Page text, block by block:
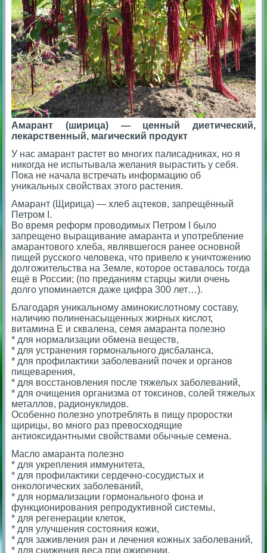
Амарант (ширица) — ценный диетический,
лекарственный, магический продукт
У нас амарант растет во многих палисадниках, но я
никогда не испытывала желания вырастить у себя.
Пока не начала встречать информацию об
уникальных свойствах этого растения.
Амарант (Щирица) — хлеб ацтеков, запрещённый
Петром I.
Во время реформ проводимых Петром I было
запрещено выращивание амаранта и употребление
амарантового хлеба, являвшегося ранее основной
пищей русского человека, что привело к уничтожению
долгожительства на Земле, которое оставалось тогда
ещё в России; (по преданиям старцы жили очень
долго упоминается даже цифра 300 лет…).
Благодаря уникальному аминокислотному составу,
наличию полиненасыщенных жирных кислот,
витамина Е и сквалена, семя амаранта полезно
* для нормализации обмена веществ,
* для устранения гормонального дисбаланса,
* для профилактики заболеваний почек и органов
пищеварения,
* для восстановления после тяжелых заболеваний,
* для очищения организма от токсинов, солей тяжелых
металлов, радионуклидов.
Особенно полезно употреблять в пищу проростки
щирицы, во много раз превосходящие
антиоксидантными свойствами обычные семена.
Масло амаранта полезно
* для укрепления иммунитета,
* для профилактики сердечно-сосудистых и
онкологических заболеваний,
* для нормализации гормонального фона и
функционирования репродуктивной системы,
* для регенерации клеток,
* для улучшения состояния кожи,
* для заживления ран и лечения кожных заболеваний,
* для снижения веса при ожирении.